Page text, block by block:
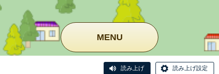
MENU
読み上げ 読み上げ設定